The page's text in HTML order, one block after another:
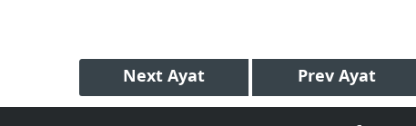
Next Ayat Prev Ayat